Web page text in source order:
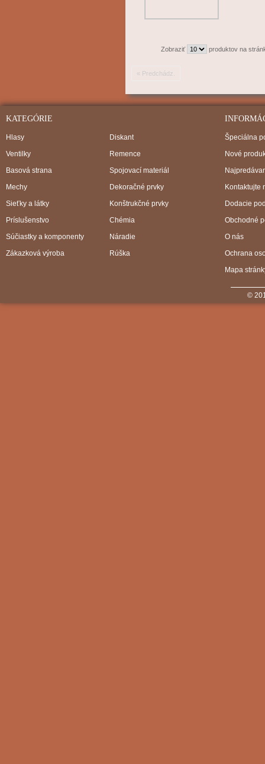
Zobraziť produktov na
« Predchádz.
KATEGÓRIE
Hlasy
Ventilky
Diskant
Remence
Basová strana
Mechy
Spojovací materiál
Dekoračné prvky
Sieťky a látky
Príslušenstvo
Konštrukčné prvky
Chémia
Súčiastky a komponenty
Zákazková výroba
Náradie
Rúška
Špeciálna
Nové
Kontaktujte
Dodacie
Obchodné
O nás
Ochrana
Mapa
©